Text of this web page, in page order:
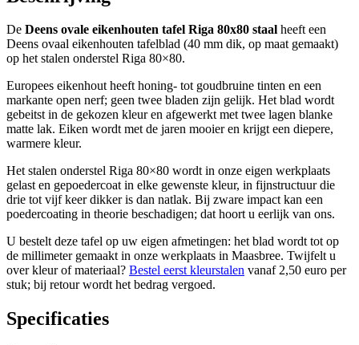
De Deens ovale eikenhouten tafel Riga 80x80 staal heeft een
Deens ovaal eikenhouten tafelblad (40 mm dik, op maat gemaakt)
op het stalen onderstel Riga 80×80.
Europees eikenhout heeft honing- tot goudbruine tinten en een
markante open nerf; geen twee bladen zijn gelijk. Het blad wordt
gebeitst in de gekozen kleur en afgewerkt met twee lagen blanke
matte lak. Eiken wordt met de jaren mooier en krijgt een diepere,
warmere kleur.
Het stalen onderstel Riga 80×80 wordt in onze eigen werkplaats
gelast en gepoedercoat in elke gewenste kleur, in fijnstructuur die
drie tot vijf keer dikker is dan natlak. Bij zware impact kan een
poedercoating in theorie beschadigen; dat hoort u eerlijk van ons.
U bestelt deze tafel op uw eigen afmetingen: het blad wordt tot op
de millimeter gemaakt in onze werkplaats in Maasbree. Twijfelt u
over kleur of materiaal? Bestel eerst kleurstalen vanaf 2,50 euro per
stuk; bij retour wordt het bedrag vergoed.
Specificaties